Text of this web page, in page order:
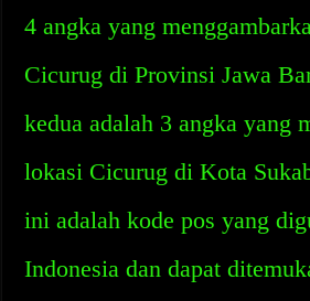
4 angka yang
Cicurug di Provinsi Jawa
kedua adalah 3 angka yang
lokasi Cicurug di Kota
ini adalah kode pos yang
Indonesia dan dapat